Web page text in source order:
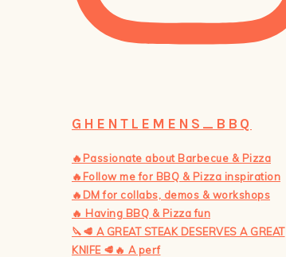
GHENTLEMENS_BBQ
🔥Passionate about Barbecue & Pizza
🔥Follow me for BBQ & Pizza inspiration
🔥DM for collabs, demos & workshops
🔥 Having BBQ & Pizza fun
🔪🥩 A GREAT STEAK DESERVES A GREAT
KNIFE 🥩🔥 A perf